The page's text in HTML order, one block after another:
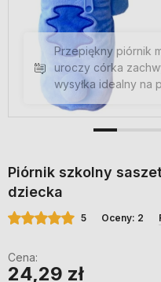
Przepiękny piórnik
uroczy córka
wysyłka idealny na
Piórnik szkolny
dziecka
5 Oceny: 2
Cena:
24,29 zł